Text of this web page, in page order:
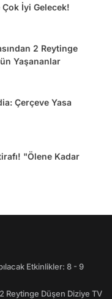
İyi Gelecek!
2 Reytinge
Yaşananlar
Çerçeve Yasa
"Ölene Kadar
Etkinlikler: 8 - 9
Reytinge Düşen Diziye TV